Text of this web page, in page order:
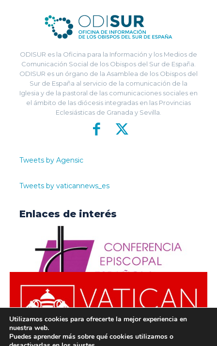
ODISUR es la Oficina para la Información y los Medios de
Comunicación Social de los Obispos del Sur de España.
ODISUR es un órgano de la Asamblea de los Obispos del
Sur de España al servicio de la comunicación de la
Iglesia y de la pastoral de las comunicaciones sociales en
el ámbito de las diócesis integradas en las Provincias
Eclesiásticas de Granada y Sevilla.
Tweets by Agensic
Tweets by vaticannews_es
Enlaces de interés
Utilizamos cookies para ofrecerte la mejor experiencia en
nuestra web.
Puedes aprender más sobre qué cookies utilizamos o